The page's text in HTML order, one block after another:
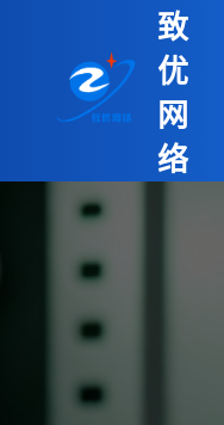
致
优
网
络